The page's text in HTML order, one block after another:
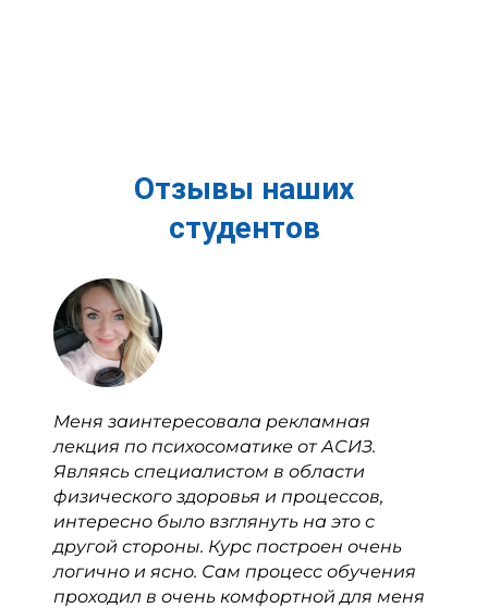
Отзывы наших
студентов
Меня заинтересовала рекламная
лекция по психосоматике от АСИЗ.
Являясь специалистом в области
физического здоровья и процессов,
интересно было взглянуть на это с
другой стороны. Курс построен очень
логично и ясно. Сам процесс обучения
проходил в очень комфортной для меня